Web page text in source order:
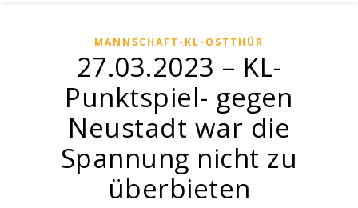
MANNSCHAFT-KL-OSTTHÜR
27.03.2023 – KL-
Punktspiel- gegen
Neustadt war die
Spannung nicht zu
überbieten